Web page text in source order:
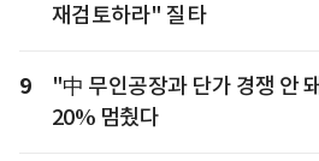
재검토하라" 질타
9
"中 무인공장과 단가 경쟁 안
20% 멈췄다